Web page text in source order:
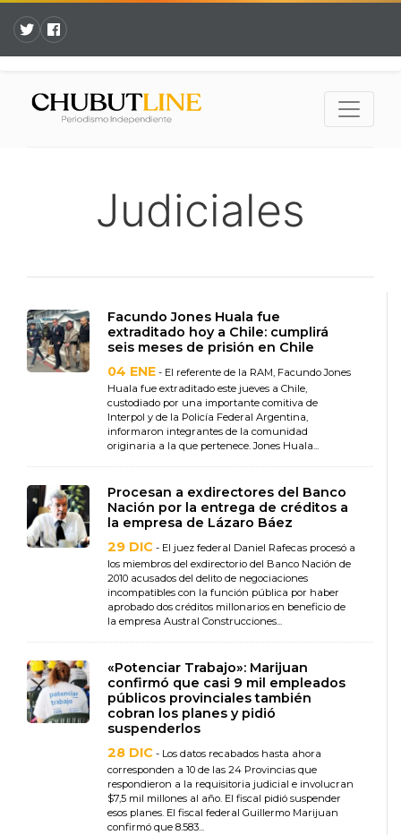
Judiciales
Facundo Jones Huala fue
extraditado hoy a Chile: cumplirá
seis meses de prisión en Chile
04 ENE - El referente de la RAM, Facundo Jones
Huala fue extraditado este jueves a Chile,
custodiado por una importante comitiva de
Interpol y de la Policía Federal Argentina,
informaron integrantes de la comunidad
originaria a la que pertenece. Jones Huala...
Procesan a exdirectores del Banco
Nación por la entrega de créditos a
la empresa de Lázaro Báez
29 DIC - El juez federal Daniel Rafecas procesó a
los miembros del exdirectorio del Banco Nación de
2010 acusados del delito de negociaciones
incompatibles con la función pública por haber
aprobado dos créditos millonarios en beneficio de
la empresa Austral Construcciones...
«Potenciar Trabajo»: Marijuan
confirmó que casi 9 mil empleados
públicos provinciales también
cobran los planes y pidió
suspenderlos
28 DIC - Los datos recabados hasta ahora
corresponden a 10 de las 24 Provincias que
respondieron a la requisitoria judicial e involucran
$7,5 mil millones al año. El fiscal pidió suspender
esos planes. El fiscal federal Guillermo Marijuan
confirmó que 8.583...